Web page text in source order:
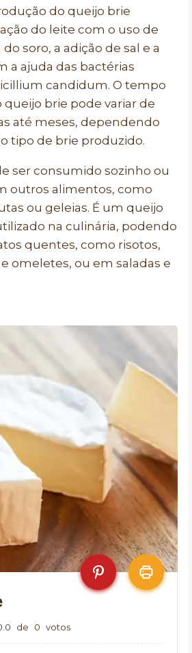
do queijo brie
do leite com o uso de
soro, a adição de sal e a
a ajuda das bactérias
candidum. O tempo
brie pode variar de
até meses, dependendo
tipo de brie produzido.
ser consumido sozinho ou
outros alimentos, como
ou geleias. É um queijo
na culinária, podendo
quentes, como risotos,
omeletes, ou em saladas e
de 0 votos